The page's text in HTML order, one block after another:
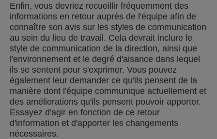
Enfin, vous devriez recueillir fréquemment des
informations en retour auprès de l'équipe afin de
connaître son avis sur les styles de communication
au sein du lieu de travail. Cela devrait inclure le
style de communication de la direction, ainsi que
l'environnement et le degré d'aisance dans lequel
ils se sentent pour s'exprimer. Vous pouvez
également leur demander ce qu'ils pensent de la
manière dont l'équipe communique actuellement et
des améliorations qu'ils pensent pouvoir apporter.
Essayez d'agir en fonction de ce retour
d'information et d'apporter les changements
nécessaires.